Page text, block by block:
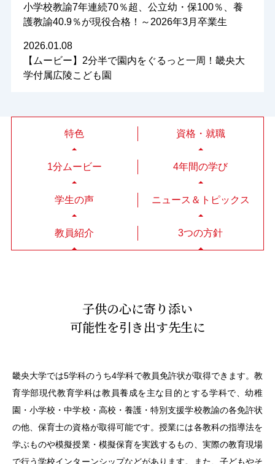
小学校教諭7年連続70％超、公立幼・保100％、養
護教諭40.9％が現役合格！～2026年3月卒業生
2026.01.08
【ムービー】2分半で園内をぐるっと一周！畿央大
学付属広陵こども園
特色 資格・就職
1分ムービー 4年間の学び
学生の声 ニュース＆トピックス
教員紹介 3つの方針
子供の心に寄り添い
可能性を引き出す先生に
畿央大学では5学科のうち4学科で教員免許状が取得できます。教
育学部現代教育学科は教員養成を主な目的とする学科で、幼稚
園・小学校・中学校・高校・養護・特別支援学校教諭の各免許状
の他、保育士の資格が取得可能です。授業には各教科の指導法を
学ぶものや模擬授業・模擬保育を実践するもの、実際の教育現場
で行う学校インターンシップなどがあります。また、子どもやそ